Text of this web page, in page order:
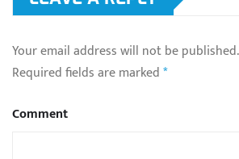
Your email address will not be published.
Required fields are marked*
Comment